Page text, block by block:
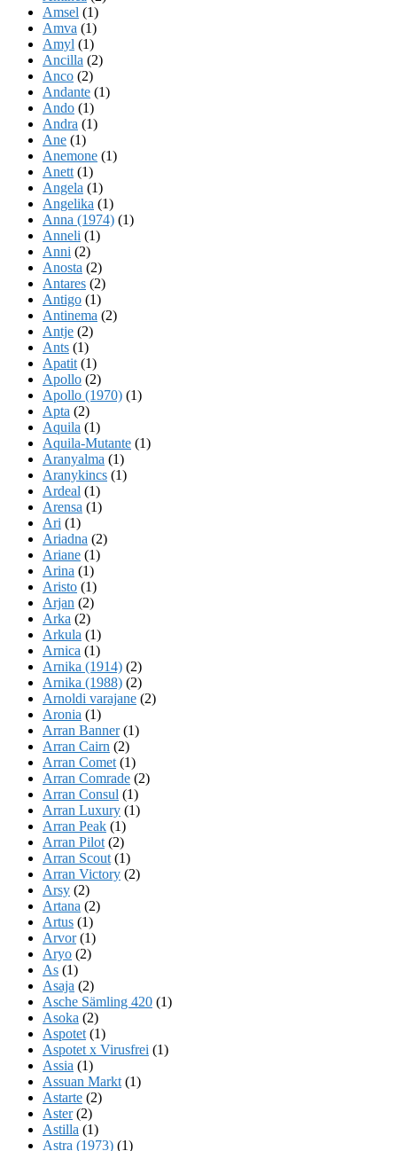
Amsel (1)
Amva (1)
Amyl (1)
Ancilla (2)
Anco (2)
Andante (1)
Ando (1)
Andra (1)
Ane (1)
Anemone (1)
Anett (1)
Angela (1)
Angelika (1)
Anna (1974) (1)
Anneli (1)
Anni (2)
Anosta (2)
Antares (2)
Antigo (1)
Antinema (2)
Antje (2)
Ants (1)
Apatit (1)
Apollo (2)
Apollo (1970) (1)
Apta (2)
Aquila (1)
Aquila-Mutante (1)
Aranyalma (1)
Aranykincs (1)
Ardeal (1)
Arensa (1)
Ari (1)
Ariadna (2)
Ariane (1)
Arina (1)
Aristo (1)
Arjan (2)
Arka (2)
Arkula (1)
Arnica (1)
Arnika (1914) (2)
Arnika (1988) (2)
Arnoldi varajane (2)
Aronia (1)
Arran Banner(1)
Arran Cairn (2)
Arran Comet (1)
Arran Comrade (2)
Arran Consul (1)
Arran Luxury (1)
Arran Peak (1)
Arran Pilot (2)
Arran Scout (1)
Arran Victory (2)
Arsy (2)
Artana (2)
Artus (1)
Arvor(1)
Aryo (2)
As (1)
Asaja (2)
Asche Sämling 420 (1)
Asoka (2)
Aspotet (1)
Aspotet x Virusfrei (1)
Assia (1)
Assuan Markt (1)
Astarte (2)
Aster(2)
Astilla (1)
Astra (1973) (1)